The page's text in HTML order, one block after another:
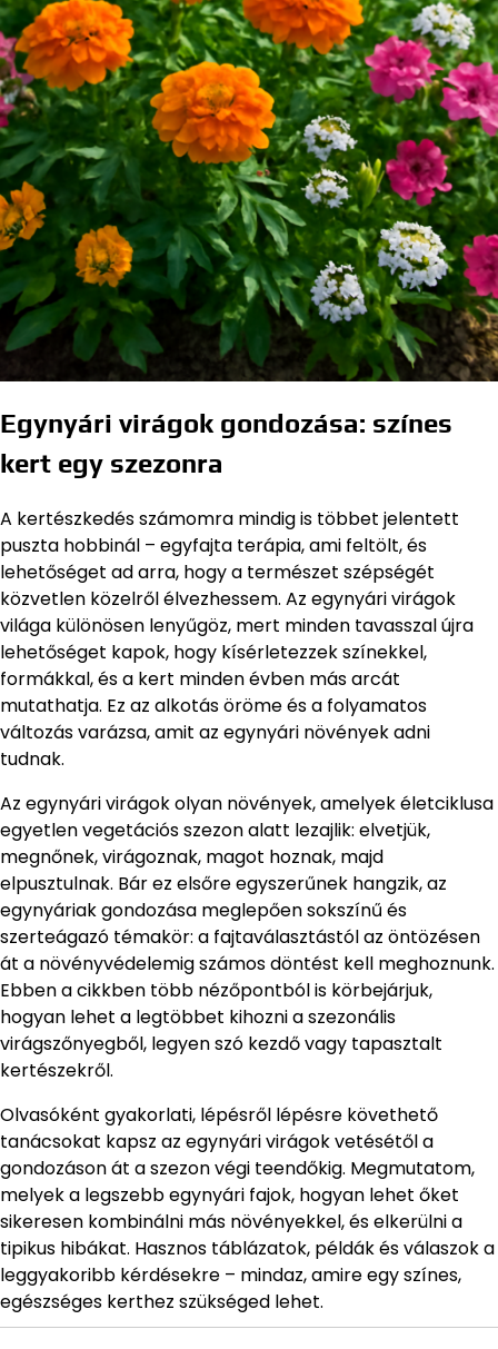
Egynyári virágok gondozása: színes
kert egy szezonra
A kertészkedés számomra mindig is többet jelentett
puszta hobbinál – egyfajta terápia, ami feltölt, és
lehetőséget ad arra, hogy a természet szépségét
közvetlen közelről élvezhessem. Az egynyári virágok
világa különösen lenyűgöz, mert minden tavasszal újra
lehetőséget kapok, hogy kísérletezzek színekkel,
formákkal, és a kert minden évben más arcát
mutathatja. Ez az alkotás öröme és a folyamatos
változás varázsa, amit az egynyári növények adni
tudnak.
Az egynyári virágok olyan növények, amelyek életciklusa
egyetlen vegetációs szezon alatt lezajlik: elvetjük,
megnőnek, virágoznak, magot hoznak, majd
elpusztulnak. Bár ez elsőre egyszerűnek hangzik, az
egynyáriak gondozása meglepően sokszínű és
szerteágazó témakör: a fajtaválasztástól az öntözésen
át a növényvédelemig számos döntést kell meghoznunk.
Ebben a cikkben több nézőpontból is körbejárjuk,
hogyan lehet a legtöbbet kihozni a szezonális
virágszőnyegből, legyen szó kezdő vagy tapasztalt
kertészekről.
Olvasóként gyakorlati, lépésről lépésre követhető
tanácsokat kapsz az egynyári virágok vetésétől a
gondozáson át a szezon végi teendőkig. Megmutatom,
melyek a legszebb egynyári fajok, hogyan lehet őket
sikeresen kombinálni más növényekkel, és elkerülni a
tipikus hibákat. Hasznos táblázatok, példák és válaszok a
leggyakoribb kérdésekre – mindaz, amire egy színes,
egészséges kerthez szükséged lehet.